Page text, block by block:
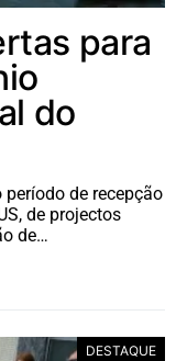
para
do
período de recepção
de projectos
de…
DESTAQUE